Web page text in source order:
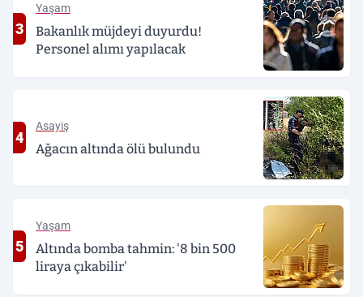
3
Yaşam
Bakanlık müjdeyi duyurdu!
Personel alımı yapılacak
4
Asayiş
Ağacın altında ölü bulundu
5
Yaşam
Altında bomba tahmin: '8 bin 500
liraya çıkabilir'